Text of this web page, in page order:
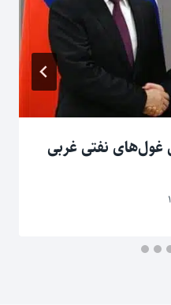
نفتی غربی